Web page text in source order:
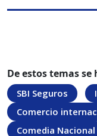
De estos temas
SBI Seguros
Comercio
Comedia Nacional